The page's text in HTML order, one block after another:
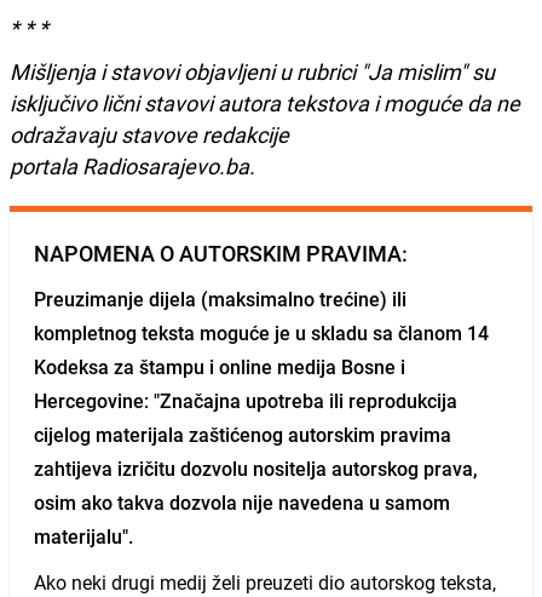
* * *
Mišljenja i stavovi objavljeni u rubrici "Ja mislim" su
isključivo lični stavovi autora tekstova i moguće da ne
odražavaju stavove redakcije
portala Radiosarajevo.ba.
NAPOMENA O AUTORSKIM PRAVIMA:
Preuzimanje dijela (maksimalno trećine) ili
kompletnog teksta moguće je u skladu sa članom 14
Kodeksa za štampu i online medija Bosne i
Hercegovine: "Značajna upotreba ili reprodukcija
cijelog materijala zaštićenog autorskim pravima
zahtijeva izričitu dozvolu nositelja autorskog prava,
osim ako takva dozvola nije navedena u samom
materijalu".
Ako neki drugi medij želi preuzeti dio autorskog teksta,